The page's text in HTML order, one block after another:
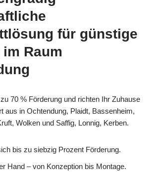
für günstige
Raum
70 % Förderung und richten Ihr Zuhause
aus in Ochtendung, Plaidt, Bassenheim,
Wolken und Saffig, Lonnig, Kerben.
bis zu siebzig Prozent Förderung.
Hand – von Konzeption bis Montage.